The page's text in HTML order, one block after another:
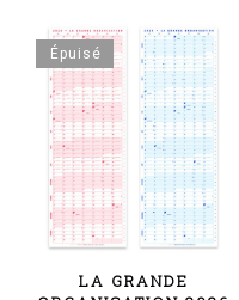
Épuisé
LA GRANDE